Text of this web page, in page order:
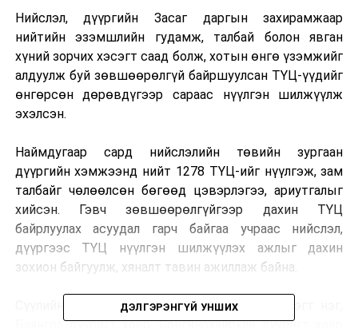
Нийслэл, дүүргийн Засаг даргын захирамжаар
нийтийн эзэмшлийн гудамж, талбай болон явган
хүний зорчих хэсэгт саад болж, хотын өнгө үзэмжийг
алдуулж буй зөвшөөрөлгүй байршуулсан ТҮЦ-үүдийг
өнгөрсөн дөрөвдүгээр сараас нүүлгэн шилжүүлж
эхэлсэн.
Наймдугаар сард нийслэлийн төвийн зургаан
дүүргийн хэмжээнд нийт 1278 ТҮЦ-ийг нүүлгэж, зам
талбайг чөлөөлсөн бөгөөд цэвэрлэгээ, ариутгалыг
хийсэн. Гэвч зөвшөөрөлгүйгээр дахин ТҮЦ
байрлуулах асуудал гарч байгаа учраас нийслэл,
дүүргээс ТҮЦ нүүлгэн шилжүүлэх ажлыг дахин
зохион байгуулж, хяналт тавин ажиллаж байна.
Сүүлийн нэг сарын байдлаар Баянзүрх дүүрэгт нэг,
Баянгол дүүрэгт хоёр, Сонгинохайрхан дүүрэгт хоёр
ДЭЛГЭРЭНГҮЙ УНШИХ